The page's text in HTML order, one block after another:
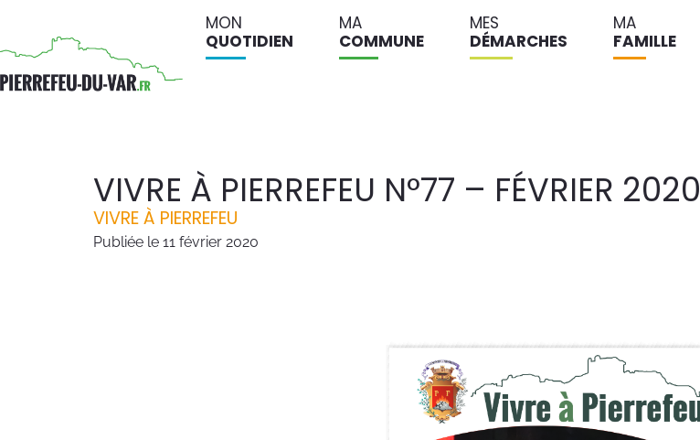
MON
QUOTIDIEN
MA
COMMUNE
MES
DÉMARCHES
MA
FAMILLE
VIVRE À PIERREFEU N°77 – FÉVRIER 2020
VIVRE À PIERREFEU
Publiée le 11 février 2020